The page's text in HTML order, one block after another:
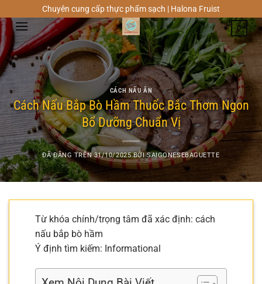
đến
nội
dung
Chuyên cung cấp thực phẩm sạch | Halona Fruist
0
CÁCH NẤU ĂN
Cách Nấu Bắp Bò Hầm Thuốc Bắc Thơm Ngon
Bổ Dưỡng Chuẩn Vị
ĐÃ ĐĂNG TRÊN31/10/2025 BỞISAIGONESEBAGUETTE
Từ khóa chính/trọng tâm đã xác định: cách
nấu bắp bò hầm
Ý định tìm kiếm: Informational